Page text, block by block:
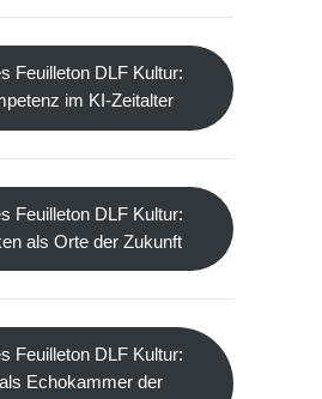
Feuilleton DLF Kultur:
im KI-Zeitalter
Feuilleton DLF Kultur:
als Orte der Zukunft
Feuilleton DLF Kultur:
Echokammer der